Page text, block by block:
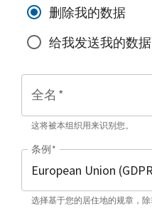
删除我的数据
给我发送我的数
全名 *
这将被本组织用来识别您。
条例 *
选择基于您的居住地的规章，除